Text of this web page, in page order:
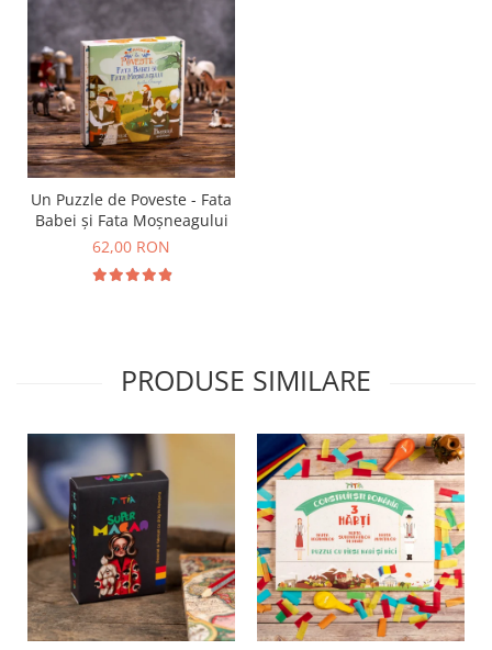
Un Puzzle de Poveste - Fata
Babei și Fata Moșneagului
62,00 RON
PRODUSE SIMILARE